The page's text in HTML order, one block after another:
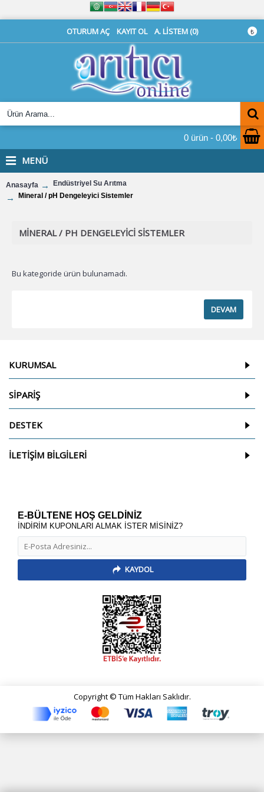
₺
OTURUM AÇ KAYIT OL A. LISTEM (0)
0 ürün - 0,00₺
MENÜ
Anasayfa
Endüstriyel Su Arıtma
Mineral / pH Dengeleyici Sistemler
MINERAL / PH DENGELEYICI SISTEMLER
Bu kategoride ürün bulunamadı.
DEVAM
KURUMSAL
SİPARİŞ
DESTEK
İLETİŞİM BİLGİLERİ
E-BÜLTENE HOŞ GELDİNİZ
İNDİRİM KUPONLARI ALMAK İSTER MİSİNİZ?
KAYDOL
Copyright © Tüm Hakları Saklıdır.